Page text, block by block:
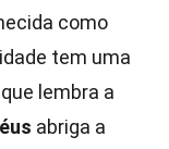
como
tem uma
lembra a
abriga a